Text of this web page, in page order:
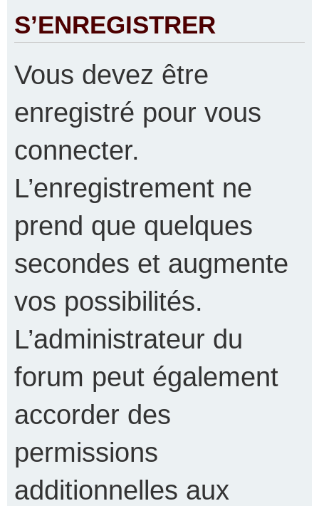
S’ENREGISTRER
Vous devez être
enregistré pour vous
connecter.
L’enregistrement ne
prend que quelques
secondes et augmente
vos possibilités.
L’administrateur du
forum peut également
accorder des
permissions
additionnelles aux